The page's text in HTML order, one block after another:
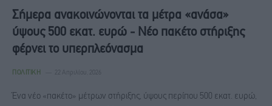
Σήμερα ανακοινώνονται τα μέτρα «ανάσα»
ύψους 500 εκατ. ευρώ - Νέο πακέτο στήριξης
φέρνει το υπερπλεόνασμα
ΠΟΛΙΤΙΚΉ 22 Απριλίου, 2026
Ένα νέο «πακέτο» μέτρων στήριξης, ύψους περίπου 500 εκατ. ευρώ,